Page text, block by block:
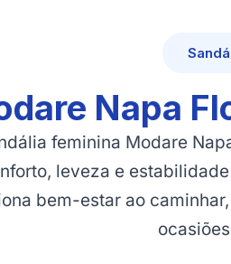
Napa
feminina Modare
leveza e
bem-estar ao